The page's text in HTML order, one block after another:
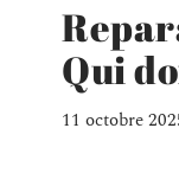
Qui
11 octobre